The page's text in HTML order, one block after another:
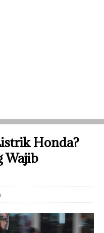
Honda?
Wajib